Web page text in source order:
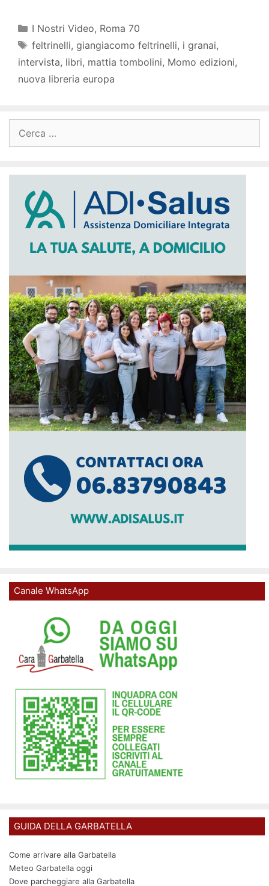
Categorie
I Nostri Video, Roma 70
Tag
feltrinelli, giangiacomo feltrinelli, i granai,
intervista, libri, mattia tombolini, Momo edizioni,
nuova libreria europa
per:
Canale WhatsApp
GUIDA DELLA GARBATELLA
Come arrivare alla Garbatella
Meteo Garbatella oggi
Dove parcheggiare alla Garbatella